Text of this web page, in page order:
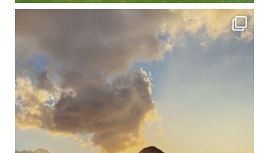
修学旅行シーズンも終わり、一気に冷え込んできました。 2025年今年もあっという間に終